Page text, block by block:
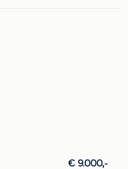
€ 9.000,-